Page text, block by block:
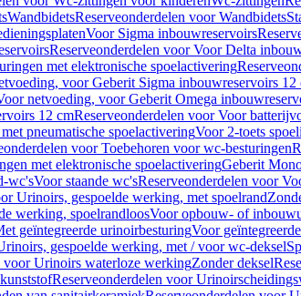
WandbidetsReserveonderdelen voor Wandbidets
Voor Sigma inbouwreservoirs
Reserveonderdelen voor Voor Delta
met elektronische spoelactivering
voor Geberit Sigma inbouwreservoirs 12
netvoeding, voor Geberit Omega
12 cmReserveonderdelen voor Voor
pneumatische spoelactiveringVoor 2-toets
voor Toebehoren voor wc-besturingen
met elektronische spoelactiveringGeberit
wc'sVoor staande wc'sReserveonderdelen voor
Urinoirs, gespoelde werking, met spoelrand
werking, spoelrandloosVoor opbouw- of
geïntegreerde urinoirbesturingVoor
gespoelde werking, met / voor wc-deksel
voor Urinoirs waterloze werkingZonder deksel
Reserveonderdelen voor